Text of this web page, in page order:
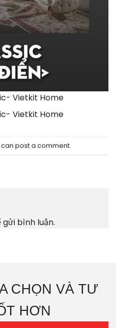
Vietkit Home
Vietkit Home
post a comment.
gửi bình luận.
CHỌN VÀ TƯ
HƠN